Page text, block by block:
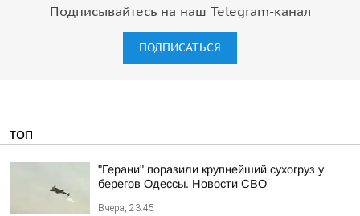
Подписывайтесь на наш Telegram-канал
ПОДПИСАТЬСЯ
ТОП
"Герани" поразили крупнейший сухогруз у
берегов Одессы. Новости СВО
Вчера, 23:45